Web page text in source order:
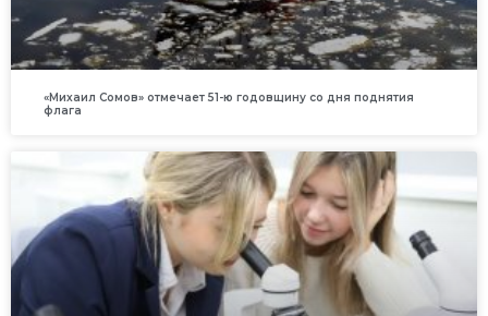
«Михаил Сомов» отмечает 51-ю годовщину со дня поднятия
флага